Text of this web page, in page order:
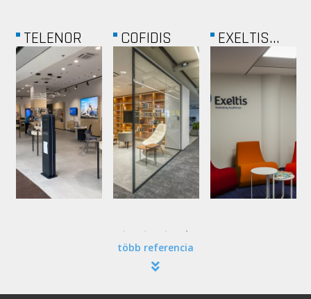
JÓGA
STÚDIÓ
NOTEBOOK
STORE
COLONNADE...
több referencia